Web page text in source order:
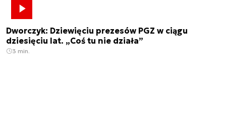
Dworczyk: Dziewięciu prezesów PGZ w ciągu
dziesięciu lat. „Coś tu nie działa”
3 min.